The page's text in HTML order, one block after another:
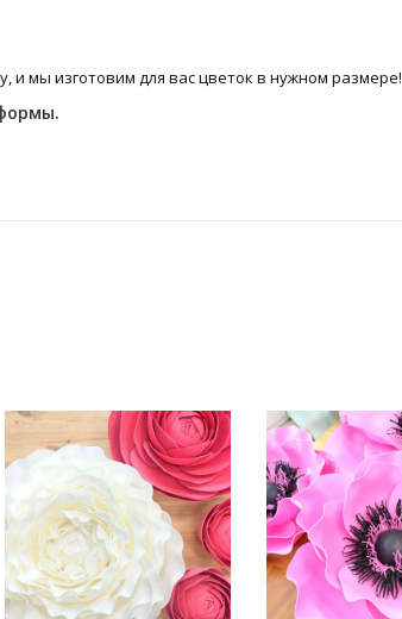
и мы изготовим для вас цветок в нужном размере!